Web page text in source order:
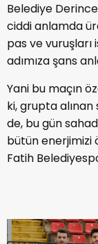
Belediye
ciddi anlamda
pas ve
adımıza şans
Yani bu maçın
ki, grupta
de, bu gün
bütün enerjimizi
Fatih